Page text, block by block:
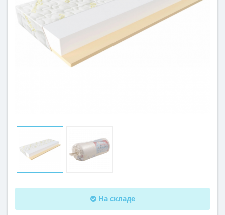
На складе